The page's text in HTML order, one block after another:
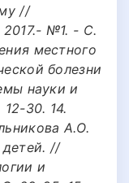
//
2017.- №1. - С.
местного
болезни
науки и
30. 14.
А.О.
детей. //
и